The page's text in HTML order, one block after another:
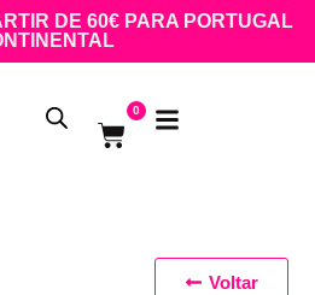
DE 60€ PARA PORTUGAL
0
Voltar